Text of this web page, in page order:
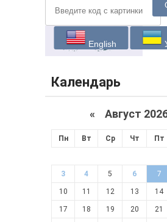
English
Календарь
« Август
Пн Вт Ср Чт Пт
3 4 5 6 7
10 11 12 13 14
17 18 19 20 21